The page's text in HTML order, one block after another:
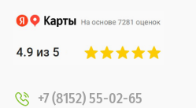
+7 (8152) 55-02-65